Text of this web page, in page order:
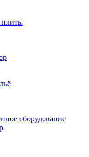
плиты
оборудование